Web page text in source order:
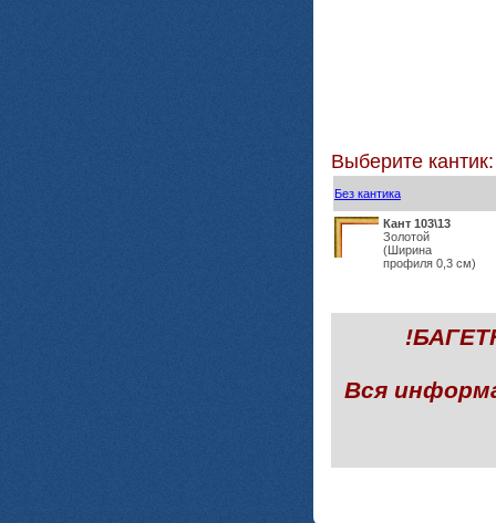
Выберите кантик:
Без кантика
Кант 103\13
Золотой
(Ширина
профиля 0,3 см)
Вся